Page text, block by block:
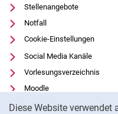
Diese Website
Stellenangebote
Notfall
Cookie-Einstellungen
Social Media Kanäle
Vorlesungsverzeichnis
Moodle
Panopto